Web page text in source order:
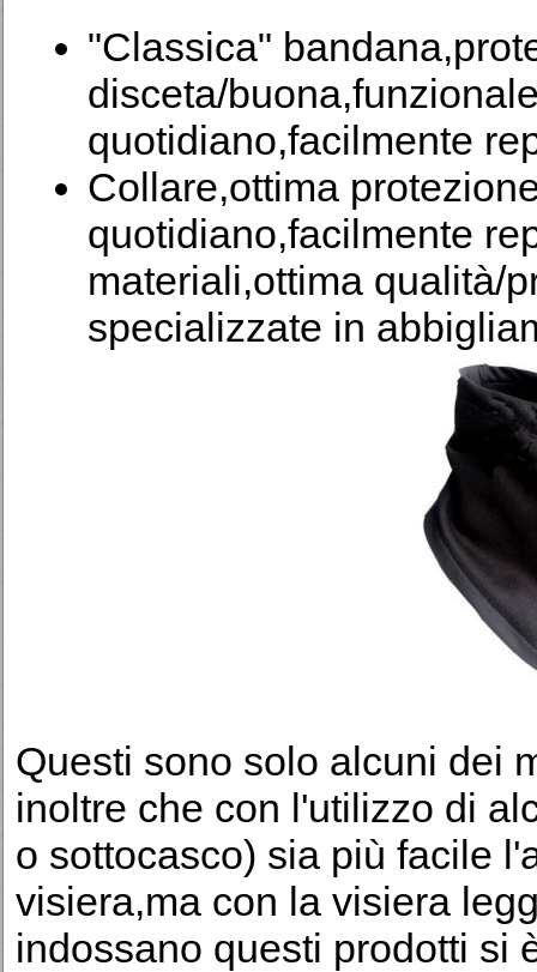
"Classica"
disceta/
quotidiano,facilmente
Collare,ottima
quotidiano,facilmente
materiali,ottima qualità/
specializzate in
Questi sono solo alcuni dei
inoltre che con l'utilizzo di
o sottocasco) sia più facile
visiera,ma con la visiera
indossano questi prodotti si